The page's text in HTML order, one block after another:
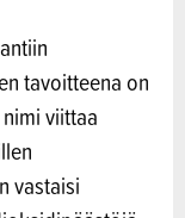
tavoitteena on
viittaa
vastaisi